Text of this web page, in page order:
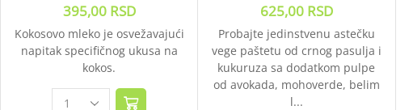
395,00 RSD
Kokosovo mleko je osvežavajući
napitak specifičnog ukusa na
kokos.
625,00 RSD
Probajte jedinstvenu astečku
vege paštetu od crnog pasulja i
kukuruza sa dodatkom pulpe
od avokada, mohoverde, belim
l...